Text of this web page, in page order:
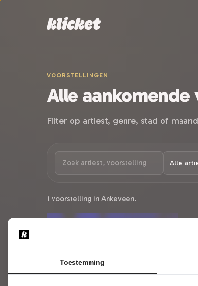
VOORSTELLINGEN
Alle
Filter op artiest, genre, stad of
1 voorstelling in Ankeveen.
Toestemming